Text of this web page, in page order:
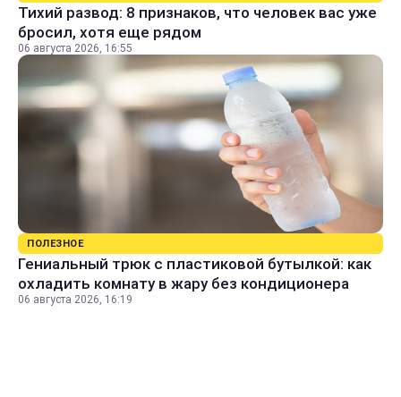
Тихий развод: 8 признаков, что человек вас уже
бросил, хотя еще рядом
06 августа 2026, 16:55
ПОЛЕЗНОЕ
Гениальный трюк с пластиковой бутылкой: как
охладить комнату в жару без кондиционера
06 августа 2026, 16:19